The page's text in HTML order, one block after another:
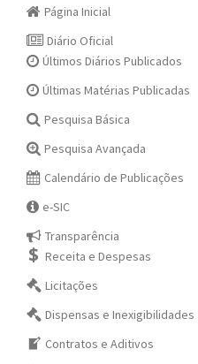
Página Inicial
Diário Oficial
Últimos Diários Publicados
Últimas Matérias Publicadas
Pesquisa Básica
Pesquisa Avançada
Calendário de Publicações
e-SIC
Transparência
Receita e Despesas
Licitações
Dispensas e Inexigibilidades
Contratos e Aditivos